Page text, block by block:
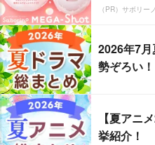
（PR）サボリーノ
2026年7
勢ぞろい！
【夏アニ
挙紹介！